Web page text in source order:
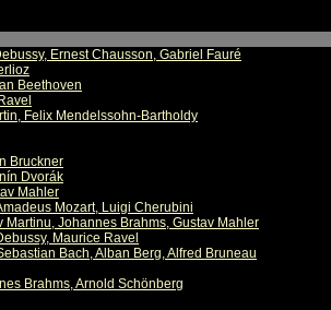
Ernest Chausson, Gabriel Fauré
Beethoven
Felix Mendelssohn-Bartholdy
Bruckner
Dvorák
Mahler
Mozart, Luigi Cherubini
Martinu, Johannes Brahms, Gustav Mahler
Maurice Ravel
Bach, Alban Berg, Alfred Bruneau
Brahms, Arnold Schönberg